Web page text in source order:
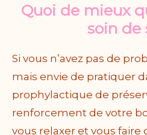
Quoi de mieux
soin de
Si vous n’avez pas de
mais envie de pratiquer
prophylactique de
renforcement de votre
vous relaxer et vous faire